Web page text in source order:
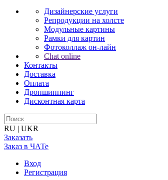
Дизайнерские услуги
Репродукции на холсте
Модульные картины
Рамки для картин
Фотоколлаж он-лайн
Chat online
Контакты
Доставка
Оплата
Дропшиппинг
Дисконтная карта
RU | UKR
Заказать
Заказ в ЧАТе
Вход
Регистрация